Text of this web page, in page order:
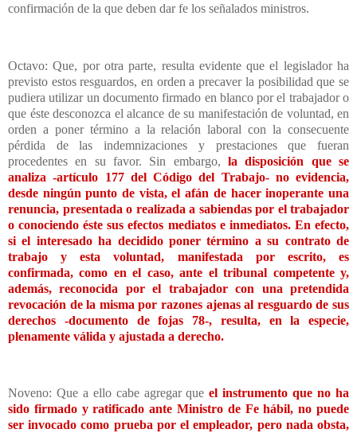
confirmación de la que deben dar fe los señalados ministros.
Octavo: Que, por otra parte, resulta evidente que el legislador ha
previsto estos resguardos, en orden a precaver la posibilidad que se
pudiera utilizar un documento firmado en blanco por el trabajador o
que éste desconozca el alcance de su manifestación de voluntad, en
orden a poner término a la relación laboral con la consecuente
pérdida de las indemnizaciones y prestaciones que fueran
procedentes en su favor. Sin embargo, la disposición que se
analiza -artículo 177 del Código del Trabajo- no evidencia,
desde ningún punto de vista, el afán de hacer inoperante una
renuncia, presentada o realizada a sabiendas por el trabajador
o conociendo éste sus efectos mediatos e inmediatos. En efecto,
si el interesado ha decidido poner término a su contrato de
trabajo y esta voluntad, manifestada por escrito, es
confirmada, como en el caso, ante el tribunal competente y,
además, reconocida por el trabajador con una pretendida
revocación de la misma por razones ajenas al resguardo de sus
derechos -documento de fojas 78-, resulta, en la especie,
plenamente válida y ajustada a derecho.
Noveno: Que a ello cabe agregar queel instrumento que no ha
sido firmado y ratificado ante Ministro de Fe hábil, no puede
ser invocado como prueba por el empleador, pero nada obsta,